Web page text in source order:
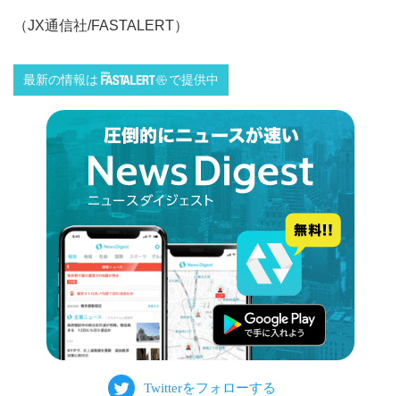
（JX通信社/FASTALERT）
最新の情報は で提供中